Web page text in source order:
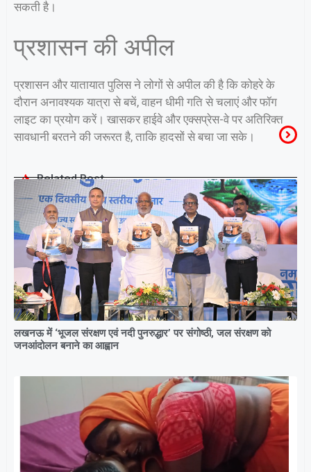
सकती है।
प्रशासन की अपील
प्रशासन और यातायात पुलिस ने लोगों से अपील की है कि कोहरे के
दौरान अनावश्यक यात्रा से बचें, वाहन धीमी गति से चलाएं और फॉग
लाइट का प्रयोग करें। खासकर हाईवे और एक्सप्रेस-वे पर अतिरिक्त
सावधानी बरतने की जरूरत है, ताकि हादसों से बचा जा सके।
Related Post
लखनऊ में ‘भूजल संरक्षण एवं नदी पुनरुद्धार’ पर संगोष्ठी, जल संरक्षण को
जनआंदोलन बनाने का आह्वान